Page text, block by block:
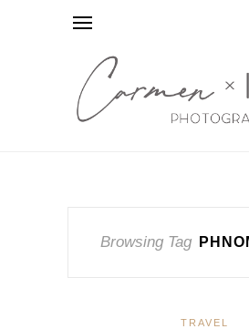
Browsing Tag
TRAVEL